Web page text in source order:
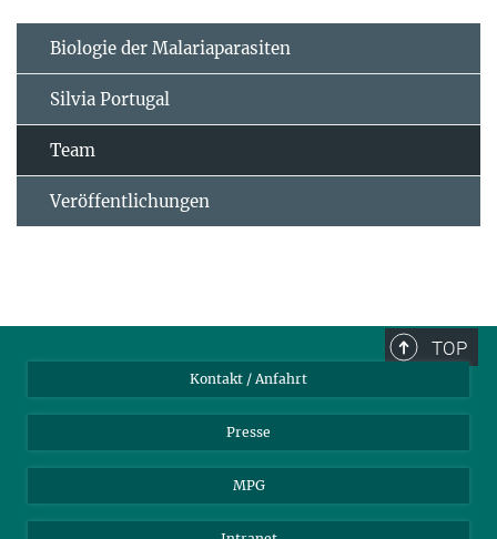
Biologie der Malariaparasiten
Silvia Portugal
Team
Veröffentlichungen
TOP
Kontakt / Anfahrt
Presse
MPG